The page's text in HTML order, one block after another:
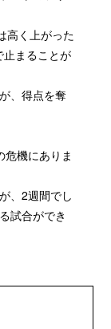
高く上がった
止まることが
、得点を奪
危機にありま
、2週間でし
試合ができ